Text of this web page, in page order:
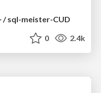
/ sql-meister-CUD
0 2.4k